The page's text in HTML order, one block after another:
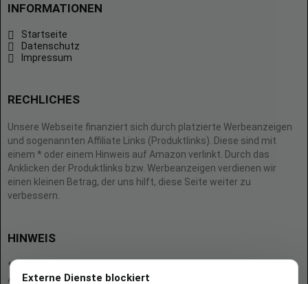
INFORMATIONEN
Startseite
Datenschutz
Impressum
RECHLICHES
Unsere Webseite finanziert sich durch platzierte Werbeanzeigen
und sogenannten Affiliate Links (Produktlinks). Diese sind mit
einem * oder einem Hinweis auf Amazon verlinkt. Durch das
Anklicken der Produktlinks bzw. Werbeanzeigen verdienen wir
einen kleinen Betrag, der uns hilft, diese Seite weiter zu
verbessern.
HINWEIS
* = Afilliate-Link (=Werbung)
Als Amazon-Partner verdient der Seitenbetreiber an qualifizierten
Externe Dienste blockiert